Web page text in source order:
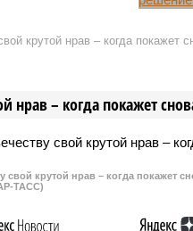
сообщества
Сити
крутой нрав – когда покажет
нрав – когда покажет
свой крутой нрав – когда покажет
ТАСС)